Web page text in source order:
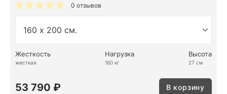
0 отзывов
Жесткость
жесткая
Нагрузка
160 кг
Высота
27 см
53 790 ₽ В корзину